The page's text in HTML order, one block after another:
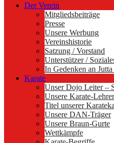
Der Verein
Mitgliedsbeiträge
Presse
Unsere Werbung
Vereinshistorie
Satzung / Vorstand
Unterstützer /
In Gedenken an
Karate
Unser Dojo Leiter –
Unsere Karate-Lehrer
Titel unserer Karateka
Unsere DAN-Träger
Unsere Braun-Gurte
Wettkämpfe